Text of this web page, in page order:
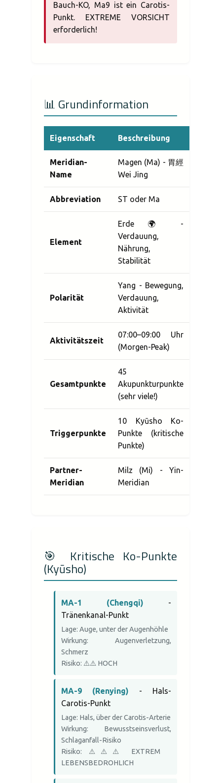
Bauch-KO, Ma9 ist ein Carotis-
Punkt. EXTREME VORSICHT
erforderlich!
📊 Grundinformation
Eigenschaft Beschreibung
Meridian-
Name
Magen (Ma) - 胃經
Wei Jing
Abbreviation ST oder Ma
Element
Erde 🌍 -
Verdauung,
Nährung,
Stabilität
Polarität
Yang - Bewegung,
Verdauung,
Aktivität
Aktivitätszeit
07:00–09:00 Uhr
(Morgen-Peak)
Gesamtpunkte
45
Akupunkturpunkte
(sehr viele!)
Triggerpunkte
10 Kyūsho Ko-
Punkte (kritische
Punkte)
Partner-
Meridian
Milz (Mi) - Yin-
Meridian
🎯 Kritische Ko-Punkte
(Kyūsho)
MA-1 (Chengqi) -
Tränenkanal-Punkt
Lage: Auge, unter der Augenhöhle
Wirkung: Augenverletzung,
Schmerz
Risiko: ⚠️⚠️ HOCH
MA-9 (Renying) - Hals-
Carotis-Punkt
Lage: Hals, über der Carotis-Arterie
Wirkung: Bewusstseinsverlust,
Schlaganfall-Risiko
Risiko: ⚠️⚠️⚠️ EXTREM
LEBENSBEDROHLICH